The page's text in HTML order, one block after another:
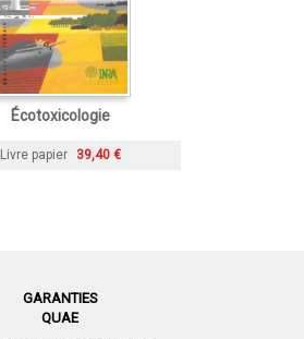
Écotoxicologie
Livre papier 39,40 €
GARANTIES
QUAE